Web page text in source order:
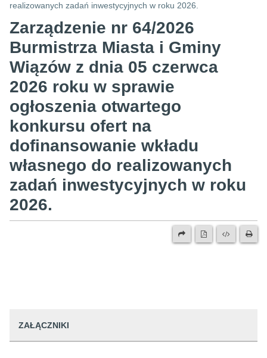
realizowanych zadań inwestycyjnych w roku 2026.
Zarządzenie nr 64/2026
Burmistrza Miasta i Gminy
Wiązów z dnia 05 czerwca
2026 roku w sprawie
ogłoszenia otwartego
konkursu ofert na
dofinansowanie wkładu
własnego do realizowanych
zadań inwestycyjnych w roku
2026.
ZAŁĄCZNIKI